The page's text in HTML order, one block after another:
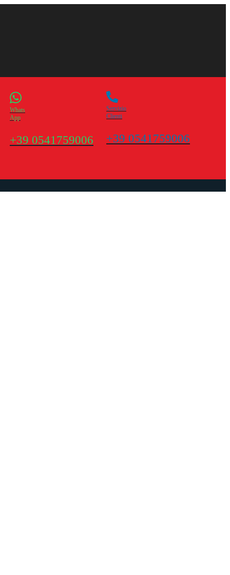
Servizio
Clienti
+39 0541759006
Whats
App
+39 0541759006